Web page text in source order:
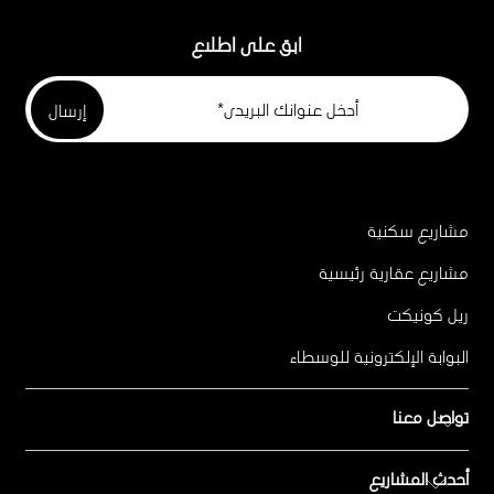
ابق على اطلاع
تواصل معنا
للمبيعات المباشرة
Project
Footer
مشاريع سكنية
مشاريع عقارية رئيسية
ريل كونيكت
البوابة الإلكترونية للوسطاء
أحدث المشاريع